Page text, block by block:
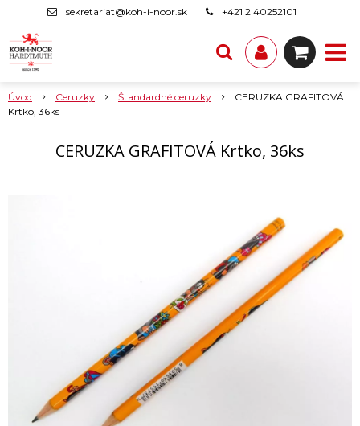
sekretariat@koh-i-noor.sk +421 2 40252101
Úvod Ceruzky Štandardné ceruzky
CERUZKA GRAFITOVÁ
Krtko, 36ks
CERUZKA GRAFITOVÁ Krtko, 36ks